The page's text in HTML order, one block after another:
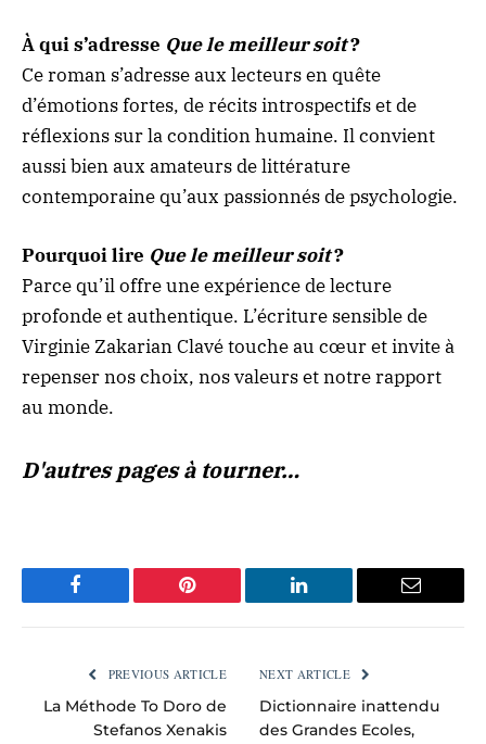
À qui s’adresse Que le meilleur soit?
Ce roman s’adresse aux lecteurs en quête
d’émotions fortes, de récits introspectifs et de
réflexions sur la condition humaine. Il convient
aussi bien aux amateurs de littérature
contemporaine qu’aux passionnés de psychologie.
Pourquoi lire Que le meilleur soit?
Parce qu’il offre une expérience de lecture
profonde et authentique. L’écriture sensible de
Virginie Zakarian Clavé touche au cœur et invite à
repenser nos choix, nos valeurs et notre rapport
au monde.
D'autres pages à tourner…
Facebook Pinterest LinkedIn Email
PREVIOUS ARTICLE
La Méthode To Doro de
Stefanos Xenakis
NEXT ARTICLE
Dictionnaire inattendu
des Grandes Ecoles,